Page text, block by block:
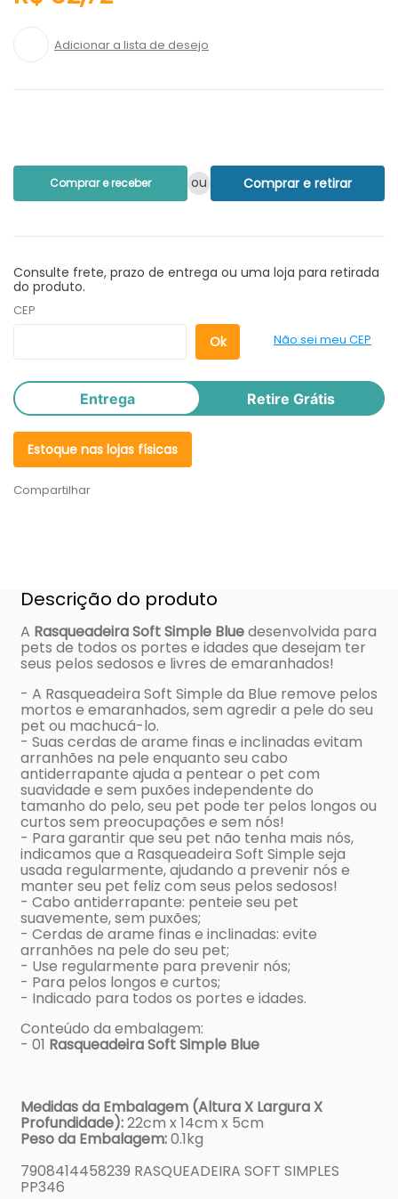
Comprar e receber ou Comprar e retirar
Consulte frete, prazo de entrega ou uma loja para retirada
do produto.
CEP
Não sei meu CEP
Entrega Retire Grátis
Estoque nas lojas físicas
Compartilhar
Descrição do produto
A Rasqueadeira Soft Simple Bluedesenvolvida para
pets de todos os portes e idades que desejam ter
seus pelos sedosos e livres de emaranhados!
- A Rasqueadeira Soft Simple da Blue remove pelos
mortos e emaranhados, sem agredir a pele do seu
pet ou machucá-lo.
- Suas cerdas de arame finas e inclinadas evitam
arranhões na pele enquanto seu cabo
antiderrapante ajuda a pentear o pet com
suavidade e sem puxões independente do
tamanho do pelo, seu pet pode ter pelos longos ou
curtos sem preocupações e sem nós!
- Para garantir que seu pet não tenha mais nós,
indicamos que a Rasqueadeira Soft Simple seja
usada regularmente, ajudando a prevenir nós e
manter seu pet feliz com seus pelos sedosos!
- Cabo antiderrapante: penteie seu pet
suavemente, sem puxões;
- Cerdas de arame finas e inclinadas: evite
arranhões na pele do seu pet;
- Use regularmente para prevenir nós;
- Para pelos longos e curtos;
- Indicado para todos os portes e idades.
Conteúdo da embalagem:
- 01 Rasqueadeira Soft Simple Blue
Medidas da Embalagem (Altura X Largura X
Profundidade):22cm x 14cm x 5cm
Peso da Embalagem:0.1kg
7908414458239 RASQUEADEIRA SOFT SIMPLES
PP346